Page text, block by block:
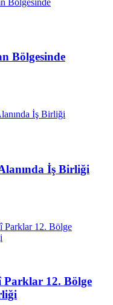
Bölgesinde
İş Birliği
12. Bölge